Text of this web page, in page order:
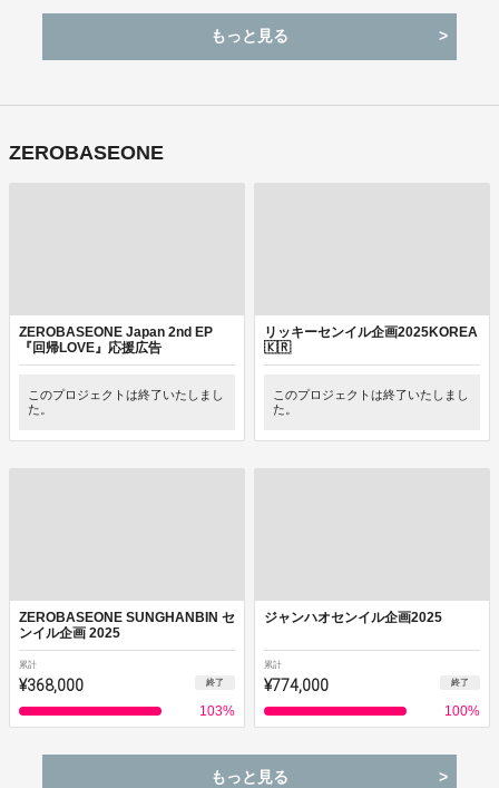
もっと見る
ZEROBASEONE
ZEROBASEONE Japan 2nd EP
『回帰LOVE』応援広告
このプロジェクトは終了いたしまし
た。
リッキーセンイル企画2025KOREA
🇰🇷
このプロジェクトは終了いたしまし
た。
ZEROBASEONE SUNGHANBIN セ
ンイル企画 2025
累計
¥368,000 終了
103%
ジャンハオセンイル企画2025
累計
¥774,000 終了
100%
もっと見る